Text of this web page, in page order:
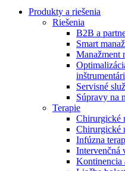
Produktový katalóg​
Objavte naše produkty.
Braun​ s našim
Zostaňte v dialógu s B.
Produkty a riešenia
Riešenia
B2B a
Smart
Manažment
Servisné
Súpravy na
Terapie
Chirurgické
Chirurgické
Infúzna
Intervenčná
Kontinencia